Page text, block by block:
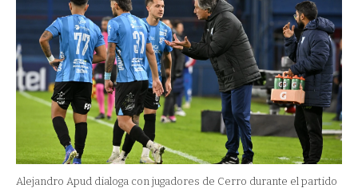
Alejandro Apud dialoga con jugadores de Cerro durante el partido